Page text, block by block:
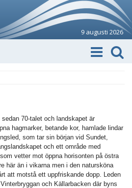
9 augusti 2026
70-talet och landskapet är
hagmarker, betande kor, hamlade lindar
som tar sin början vid Sundet,
och ett område med
vetter mot öppna horisonten på östra
här än i vikarna men i den natursköna
att motstå ett uppfriskande dopp. Leden
och Källarbacken där byns